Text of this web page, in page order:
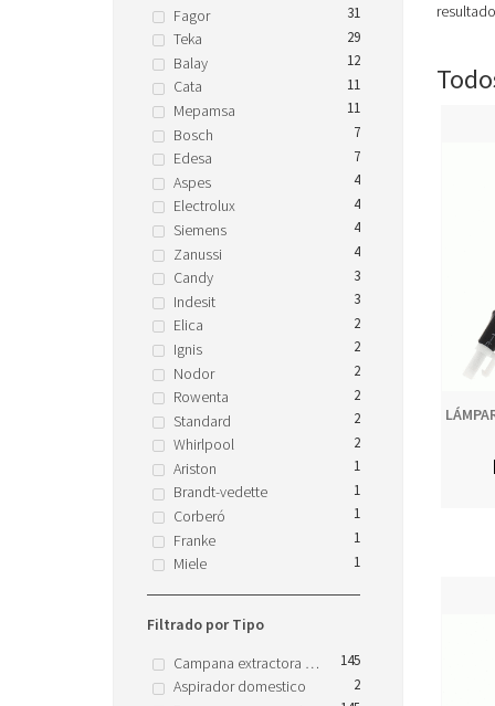
Fagor
31
Teka 29
Balay 12
Cata 11
Mepamsa 11
Bosch 7
Edesa 7
Aspes 4
Electrolux 4
Siemens 4
Zanussi 4
Candy 3
Indesit 3
Elica 2
Ignis 2
Nodor 2
Rowenta 2
Standard 2
Whirlpool 2
Ariston 1
Brandt-vedette 1
Corberó 1
Franke 1
Miele 1
Filtrado por Tipo
Campana extractora domestica
145
Aspirador domestico 2